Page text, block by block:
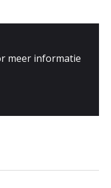
meer informatie